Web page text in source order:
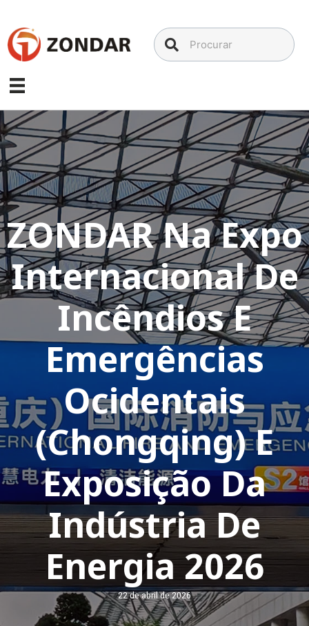
conteúdo
ZONDAR Na Expo
Internacional De
Incêndios E
Emergências
Ocidentais
(Chongqing) E
Exposição Da
Indústria De
Energia 2026
22 de abril de 2026